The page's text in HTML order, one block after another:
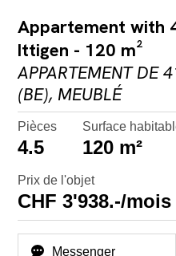
Appartement with
Ittigen - 120 m²
APPARTEMENT DE
(BE), MEUBLÉ
Pièces
4.5
Surface
120 m²
Prix de l'objet
CHF 3'938.-/mois
Messenger